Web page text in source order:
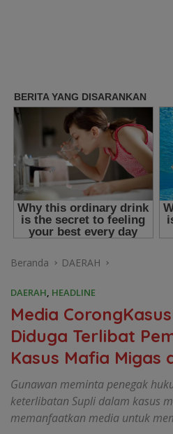
Beranda DAERAH
DAERAH, HEADLINE
Media
Diduga Terlibat
Kasus Mafia Migas
Gunawan meminta penegak
keterlibatan Supli dalam kasus
memanfaatkan media untuk